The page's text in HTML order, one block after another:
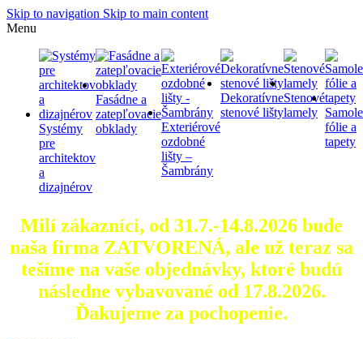
Skip to navigation Skip to main content
Menu
Systémy
pre
architektov
a
dizajnérov
Fasádne a
zatepľovacie
obklady
Exteriérové
ozdobné
lišty –
Šambrány
Dekoratívne
stenové lišty
Stenové
lamely
fólie a
tapety
Milí zákazníci, od 31.7.-14.8.2026 bude
naša firma ZATVORENÁ, ale už teraz sa
tešíme na vaše objednávky, ktoré budú
následne vybavované od 17.8.2026.
Ďakujeme za pochopenie.